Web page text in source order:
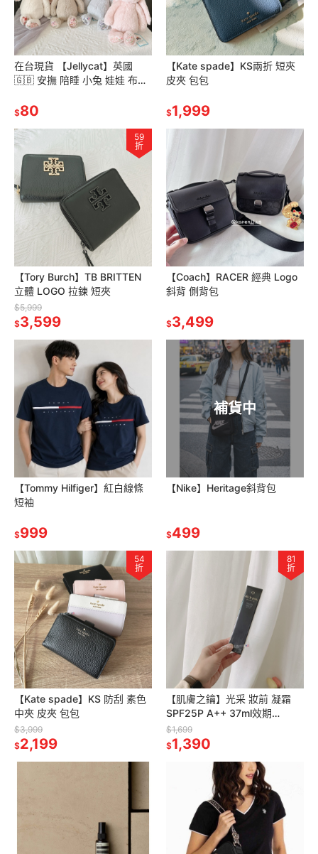
在台現貨 【Jellycat】英國
🇬🇧 安撫 陪睡 小兔 娃娃 布娃
$80
【Kate spade】KS兩折 短夾
皮夾 包包
$1,999
59
折
【Tory Burch】TB BRITTEN
立體 LOGO 拉鍊 短夾
$5,999
$3,599
【Coach】RACER 經典 Logo
斜背 側背包
$3,499
【Tommy Hilfiger】紅白線條
短袖
$999
補貨中
【Nike】Heritage斜背包
$499
54
折
【Kate spade】KS 防刮 素色
中夾 皮夾 包包
$3,999
$2,199
81
折
【肌膚之鑰】光采 妝前 凝霜
SPF25P A++ 37ml效期
2028/04
$1,699
$1,390